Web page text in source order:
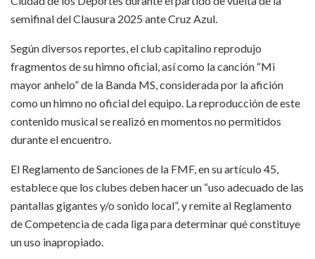
semifinal del Clausura 2025 ante Cruz Azul.
Según diversos reportes, el club capitalino reprodujo
fragmentos de su himno oficial, así como la canción “Mi
mayor anhelo” de la Banda MS, considerada por la afición
como un himno no oficial del equipo. La reproducción de este
contenido musical se realizó en momentos no permitidos
durante el encuentro.
El Reglamento de Sanciones de la FMF, en su artículo 45,
establece que los clubes deben hacer un “uso adecuado de las
pantallas gigantes y/o sonido local”, y remite al Reglamento
de Competencia de cada liga para determinar qué constituye
un uso inapropiado.